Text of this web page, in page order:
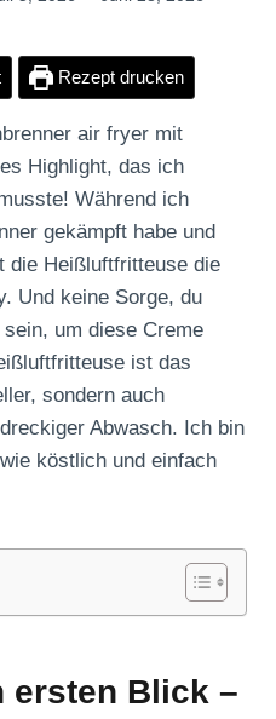
Rezept drucken
air fryer mit
Highlight, das ich
Während ich
gekämpft habe und
die Heißluftfritteuse die
Und keine Sorge, du
um diese Creme
ist das
sondern auch
Abwasch. Ich bin
köstlich und einfach
ersten Blick –